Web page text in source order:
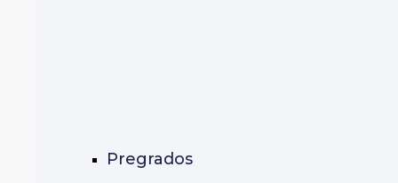
Pregrados